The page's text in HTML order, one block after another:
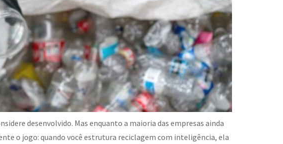
desenvolvido. Mas enquanto a maioria das empresas ainda
o jogo: quando você estrutura reciclagem com inteligência, ela